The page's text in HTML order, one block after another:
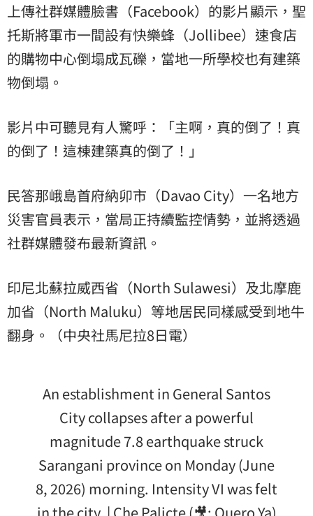
上傳社群媒體臉書（Facebook）的影片顯示，聖
托斯將軍市一間設有快樂蜂（Jollibee）速食店
的購物中心倒塌成瓦礫，當地一所學校也有建築
物倒塌。
影片中可聽見有人驚呼：「主啊，真的倒了！真
的倒了！這棟建築真的倒了！」
民答那峨島首府納卯市（Davao City）一名地方
災害官員表示，當局正持續監控情勢，並將透過
社群媒體發布最新資訊。
印尼北蘇拉威西省（North Sulawesi）及北摩鹿
加省（North Maluku）等地居民同樣感受到地牛
翻身。（中央社馬尼拉8日電）
An establishment in General Santos
City collapses after a powerful
magnitude 7.8 earthquake struck
Sarangani province on Monday (June
8, 2026) morning. Intensity VI was felt